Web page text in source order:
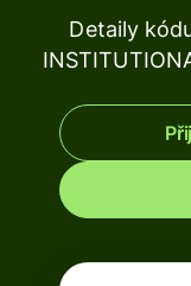
Detaily